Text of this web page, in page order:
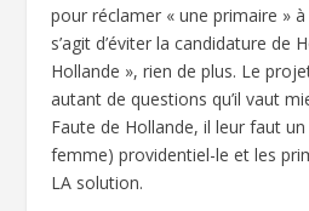
pour réclamer « une primaire »
s’agit d’éviter la candidature de
Hollande », rien de plus. Le
autant de questions qu’il vaut
Faute de Hollande, il leur faut
femme) providentiel-le et les
LA solution.